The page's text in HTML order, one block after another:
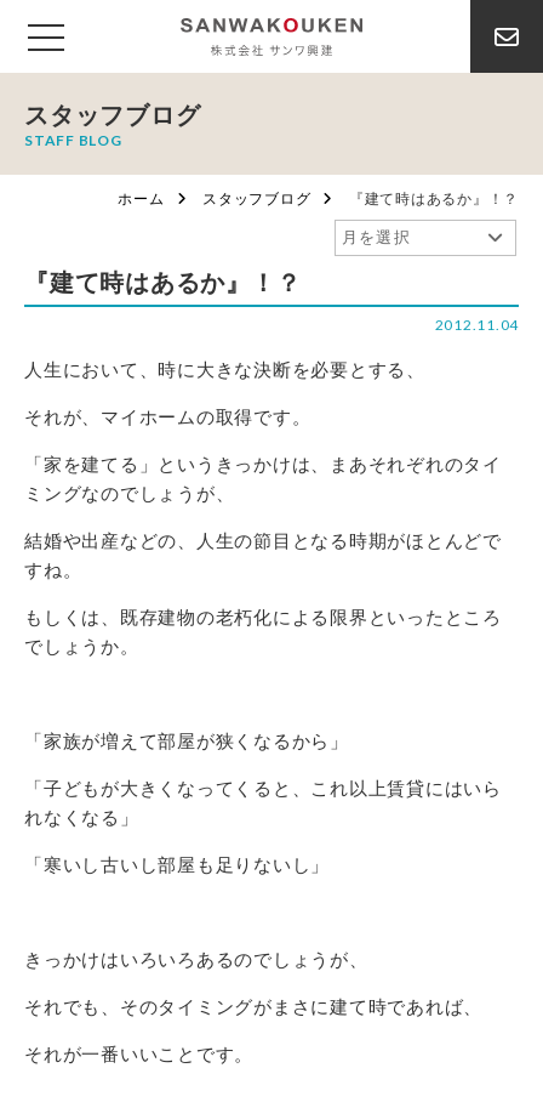
スタッフブログ
STAFF BLOG
ホーム スタッフブログ 『建て時はあるか』！？
『建て時はあるか』！？
2012.11.04
人生において、時に大きな決断を必要とする、
それが、マイホームの取得です。
「家を建てる」というきっかけは、まあそれぞれのタイ
ミングなのでしょうが、
結婚や出産などの、人生の節目となる時期がほとんどで
すね。
もしくは、既存建物の老朽化による限界といったところ
でしょうか。
「家族が増えて部屋が狭くなるから」
「子どもが大きくなってくると、これ以上賃貸にはいら
れなくなる」
「寒いし古いし部屋も足りないし」
きっかけはいろいろあるのでしょうが、
それでも、そのタイミングがまさに建て時であれば、
それが一番いいことです。